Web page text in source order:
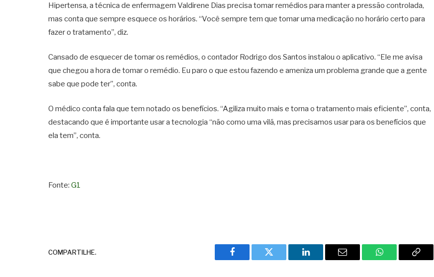
Hipertensa, a técnica de enfermagem Valdirene Dias precisa tomar remédios para manter a pressão controlada,
mas conta que sempre esquece os horários. “Você sempre tem que tomar uma medicação no horário certo para
fazer o tratamento”, diz.
Cansado de esquecer de tomar os remédios, o contador Rodrigo dos Santos instalou o aplicativo. “Ele me avisa
que chegou a hora de tomar o remédio. Eu paro o que estou fazendo e ameniza um problema grande que a gente
sabe que pode ter”, conta.
O médico conta fala que tem notado os benefícios. “Agiliza muito mais e torna o tratamento mais eficiente”, conta,
destacando que é importante usar a tecnologia “não como uma vilã, mas precisamos usar para os benefícios que
ela tem”, conta.
Fonte: G1
COMPARTILHE.
Facebook Twitter LinkedIn Email WhatsAppCopy